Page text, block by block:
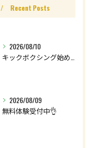
Recent Posts
2026/08/10
2026/08/09
無料体験受付中👌